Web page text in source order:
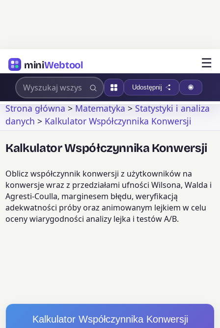
miniWebtool ☰
Udostępnij
Strona główna>Matematyka>Statystyki i analiza
danych > Kalkulator Współczynnika Konwersji
Kalkulator Współczynnika Konwersji
Oblicz współczynnik konwersji z użytkowników na
konwersje wraz z przedziałami ufności Wilsona, Walda i
Agresti-Coulla, marginesem błędu, weryfikacją
adekwatności próby oraz animowanym lejkiem w celu
oceny wiarygodności analizy lejka i testów A/B.
Kalkulator Współczynnika Konwersji